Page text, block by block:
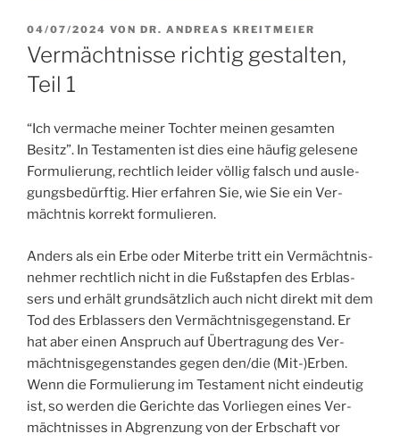
VERÖFFENTLICHT
AM
04/07/2024 VON DR. ANDREAS KREITMEIER
Vermächtnisse richtig gestalten,
Teil 1
“Ich ver­ma­che mei­ner Toch­ter mei­nen gesam­ten
Besitz”. In Tes­ta­men­ten ist dies eine häu­fig gele­se­ne
For­mu­lie­rung, recht­lich lei­der völ­lig falsch und aus­le­
gungs­be­dürf­tig. Hier erfah­ren Sie, wie Sie ein Ver­
mächt­nis kor­rekt formulieren.
Anders als ein Erbe oder Mit­er­be tritt ein Ver­mächt­nis­
neh­mer recht­lich nicht in die Fuß­stap­fen des Erb­las­
sers und erhält grund­sätz­lich auch nicht direkt mit dem
Tod des Erb­las­sers den Ver­mächt­nis­ge­gen­stand. Er
hat aber einen Anspruch auf Über­tra­gung des Ver­
mächt­nis­ge­gen­stan­des gegen den/die (Mit-)Erben.
Wenn die For­mu­lie­rung im Tes­ta­ment nicht ein­deu­tig
ist, so wer­den die Gerich­te das Vor­lie­gen eines Ver­
mächt­nis­ses in Abgren­zung von der Erb­schaft vor